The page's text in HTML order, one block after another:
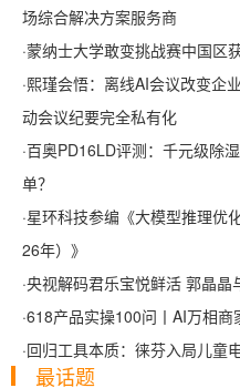
场综合解决方案服务商
·蒙纳士大学敢变挑战赛中国区
·熙瑾会悟：离线AI会议改变企
动会议纪要完全私有化
·百奥PD16LD评测：千元级除
单？
·星环科技参编《大模型推理优
26年）》
·央视解码君乐宝悦鲜活 郭晶
·618产品实操100问丨AI万相
·回归工具本质：徕芬入局儿童
最话题